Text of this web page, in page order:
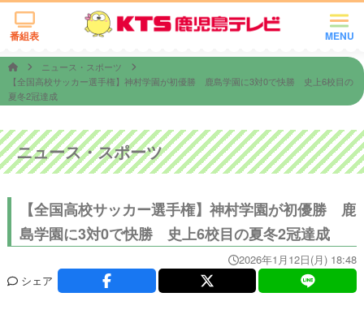
MENU
番組表
ニュース・スポーツ
【全国高校サッカー選手権】神村学園が初優勝 鹿島学園に3対0で快勝 史上6校目の
夏冬2冠達成
ニュース・スポーツ
【全国高校サッカー選手権】神村学園が初優勝 鹿
島学園に3対0で快勝 史上6校目の夏冬2冠達成
2026年1月12日(月) 18:48
シェア